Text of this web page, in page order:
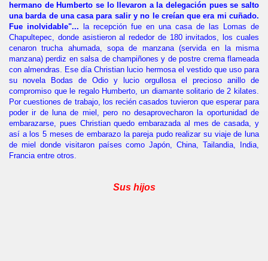
hermano de Humberto se lo llevaron a la delegación pues se salto
una barda de una casa para salir y no le creían que era mi cuñado.
Fue inolvidable"... la recepción fue en una casa de las Lomas de
Chapultepec, donde asistieron al rededor de 180 invitados, los cuales
cenaron trucha ahumada, sopa de manzana (servida en la misma
manzana) perdiz en salsa de champiñones y de postre crema flameada
con almendras. Ese día Christian lucio hermosa el vestido que uso para
su novela Bodas de Odio y lucio orgullosa el precioso anillo de
compromiso que le regalo Humberto, un diamante solitario de 2 kilates.
Por cuestiones de trabajo, los recién casados tuvieron que esperar para
poder ir de luna de miel, pero no desaprovecharon la oportunidad de
embarazarse, pues Christian quedo embarazada al mes de casada, y
así a los 5 meses de embarazo la pareja pudo realizar su viaje de luna
de miel donde visitaron países como Japón, China, Tailandia, India,
Francia entre otros.
Sus hijos